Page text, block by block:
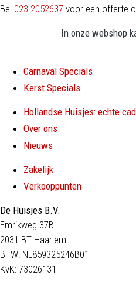
Bel 023-2052637 voor een offerte
In onze webshop
Carnaval Specials
Kerst Specials
Hollandse Huisjes: echte
Over ons
Nieuws
Zakelijk
Verkooppunten
De Huisjes B.V.
Emrikweg 37B
2031 BT Haarlem
BTW: NL859325246B01
KvK: 73026131